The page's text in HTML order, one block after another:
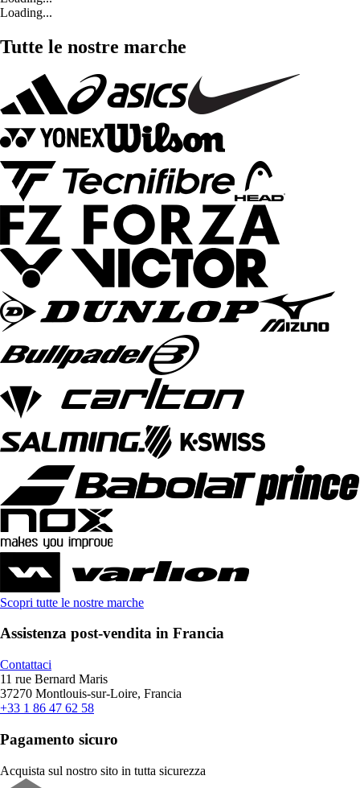
Loading...
Tutte le nostre marche
Scopri tutte le nostre marche
Assistenza post-vendita in Francia
Contattaci
11 rue Bernard Maris
37270 Montlouis-sur-Loire, Francia
+33 1 86 47 62 58
Pagamento sicuro
Acquista sul nostro sito in tutta sicurezza